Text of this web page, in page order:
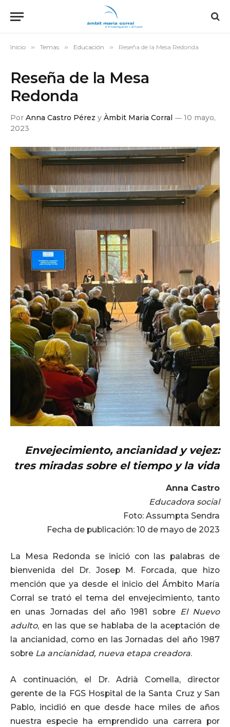
Inicio » Temas » Educación » Reseña de la Mesa Redonda
Reseña de la Mesa
Redonda
Por Anna Castro Pérez y Àmbit Maria Corral
10 mayo,
2023
Envejecimiento, ancianidad y vejez:
tres miradas sobre el tiempo y la vida
Anna Castro
Educadora social
Foto: Assumpta Sendra
Fecha de publicación: 10 de mayo de 2023
La Mesa Redonda se inició con las palabras de
bienvenida del Dr. Josep M. Forcada, que hizo
mención que ya desde el inicio del Ámbito María
Corral se trató el tema del envejecimiento, tanto
en unas Jornadas del año 1981 sobre El Nuevo
adulto, en las que se hablaba de la aceptación de
la ancianidad, como en las Jornadas del año 1987
sobre La ancianidad, nueva etapa creadora.
A continuación, el Dr. Adrià Comella, director
gerente de la FGS Hospital de la Santa Cruz y San
Pablo, incidió en que desde hace miles de años
nuestra especie ha emprendido una carrera por